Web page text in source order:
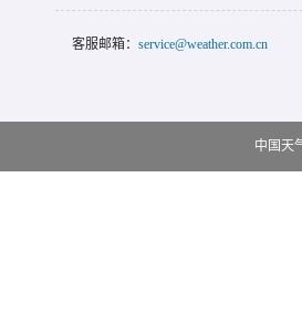
客服邮箱： service@weather.com.cn
中国天